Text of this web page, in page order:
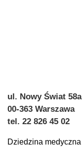
ul. Nowy Świat 58a
00-363 Warszawa
tel. 22 826 45 02
Dziedzina medyczna